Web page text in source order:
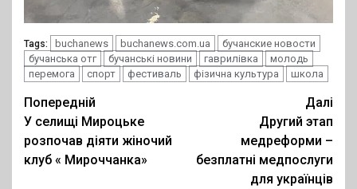
Tags: buchanews buchanews.com.ua
бучанские новости
бучанська отг
бучанські новини гаврилівка
молодь
перемога
спорт фестиваль фізична культура школа
Post
navigation
Попередній
У селищі Мироцьке
розпочав діяти жіночий
клуб « Мироччанка»
Далі
Другий этап
медреформи –
безплатні медпослуги
для українців